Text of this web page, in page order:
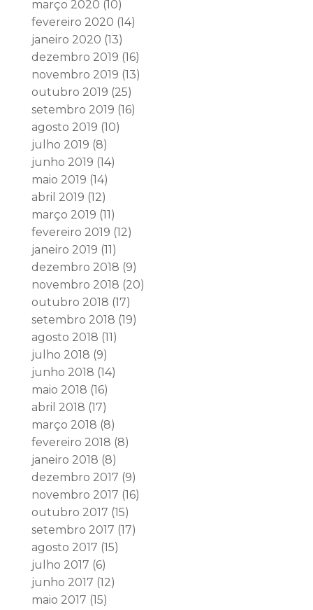
março 2020 (10)
fevereiro 2020 (14)
janeiro 2020 (13)
dezembro 2019 (16)
novembro 2019 (13)
outubro 2019 (25)
setembro 2019 (16)
agosto 2019 (10)
julho 2019 (8)
junho 2019 (14)
maio 2019 (14)
abril 2019 (12)
março 2019 (11)
fevereiro 2019 (12)
janeiro 2019 (11)
dezembro 2018 (9)
novembro 2018 (20)
outubro 2018 (17)
setembro 2018 (19)
agosto 2018 (11)
julho 2018 (9)
junho 2018 (14)
maio 2018 (16)
abril 2018 (17)
março 2018 (8)
fevereiro 2018 (8)
janeiro 2018 (8)
dezembro 2017 (9)
novembro 2017 (16)
outubro 2017 (15)
setembro 2017 (17)
agosto 2017 (15)
julho 2017 (6)
junho 2017 (12)
maio 2017 (15)